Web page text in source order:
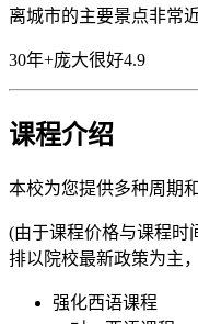
离城市的主要景点非常
30年+庞大很好4.9
课程介绍
本校为您提供多种周期
(由于课程价格与课程时
排以院校最新政策为主
强化西语课程